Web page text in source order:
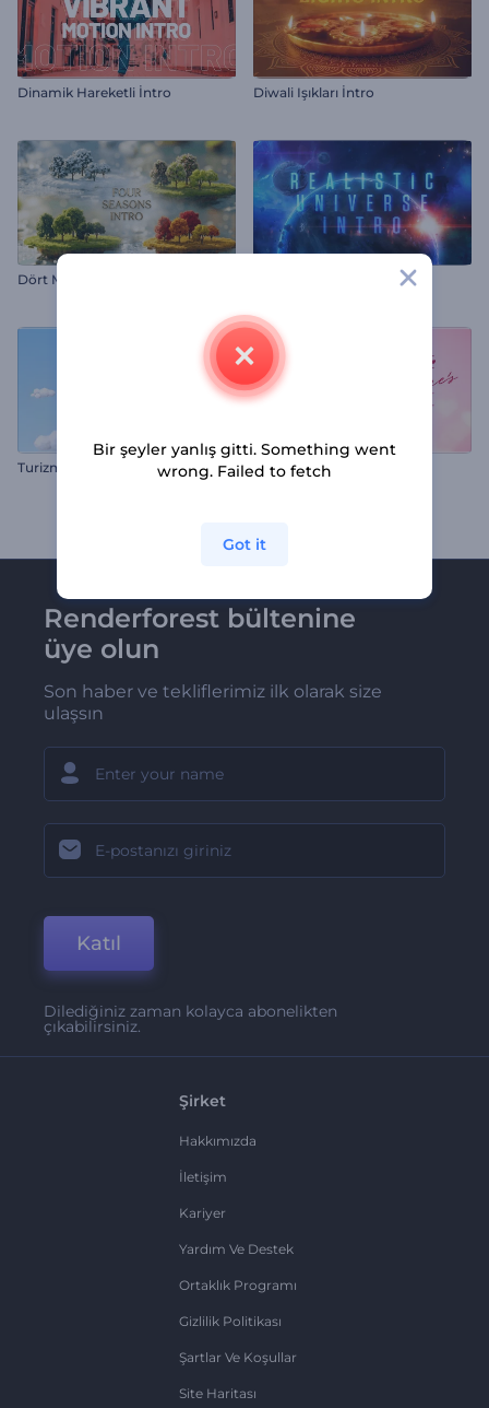
Dinamik Hareketli İntro Diwali Işıkları İntro
Dört Mevsim Giriş
Turizm Acentası Logo Reklamı Dumanlı Kalp Giriş Videosu
Renderforest bültenine
üye olun
Son haber ve tekliflerimiz ilk olarak size
ulaşsın
Katıl
Dilediğiniz zaman kolayca abonelikten
çıkabilirsiniz.
Şirket
Hakkımızda
İletişim
Kariyer
Yardım Ve Destek
Ortaklık Programı
Gizlilik Politikası
Şartlar Ve Koşullar
Site Haritası
Bir şeyler yanlış gitti. Something went
wrong. Failed to fetch
Got it